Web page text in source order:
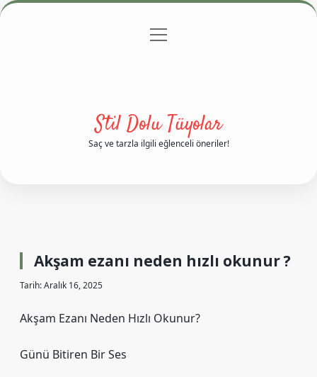
Gizlilik Politikası
menüyü
Stil Dolu Tüyolar
Saç ve tarzla ilgili eğlenceli öneriler!
Akşam ezanı neden hızlı okunur ?
Tarih: Aralık 16, 2025
Akşam Ezanı Neden Hızlı Okunur?
Günü Bitiren Bir Ses